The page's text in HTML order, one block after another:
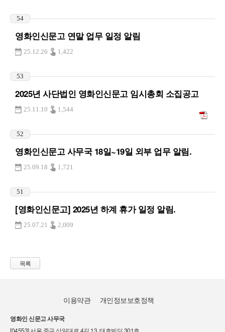
54
영화인신문고 연말 업무 일정 알림
25.12.26 1,422
53
2025년 사단법인 영화인신문고 임시총회 소집공고
25.11.10 1,544
52
영화인신문고 사무국 18일~19일 외부 업무 알림.
25.09.18 1,721
51
[영화인신문고] 2025년 하계 휴가 일정 알림.
25.07.21 2,009
목록
이용약관 개인정보보호정책
영화인 신문고 사무국